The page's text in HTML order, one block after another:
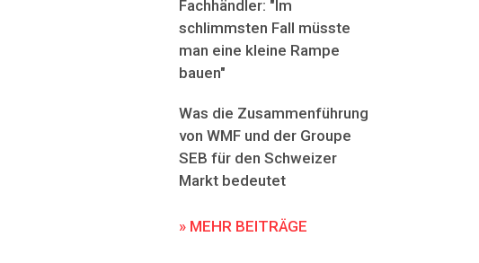
Fachhändler: "Im
schlimmsten Fall müsste
man eine kleine Rampe
bauen"
Was die Zusammenführung
von WMF und der Groupe
SEB für den Schweizer
Markt bedeutet
» MEHR BEITRÄGE